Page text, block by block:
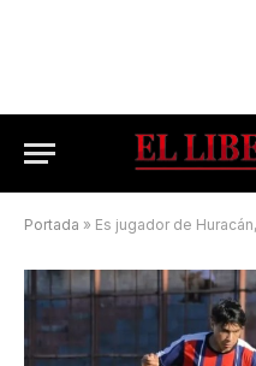
Portada » Es jugador de Huracán, robaron